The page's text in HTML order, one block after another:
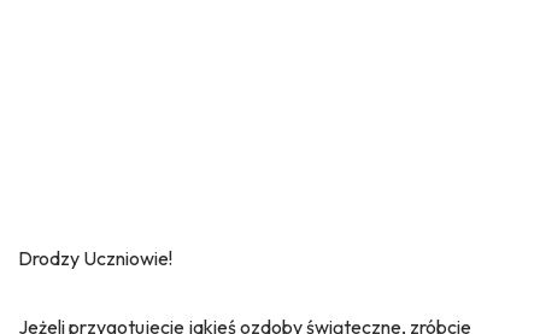
Drodzy Uczniowie!
Jeżeli przygotujecie jakieś ozdoby świąteczne, zróbcie